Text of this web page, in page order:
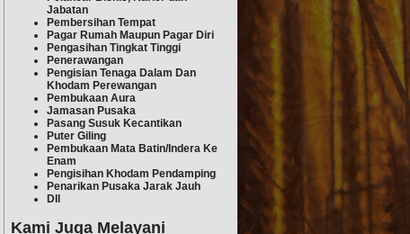
Jabatan
Pembersihan Tempat
Pagar Rumah Maupun Pagar Diri
Pengasihan Tingkat Tinggi
Penerawangan
Pengisian Tenaga Dalam Dan
Khodam Perewangan
Pembukaan Aura
Jamasan Pusaka
Pasang Susuk Kecantikan
Puter Giling
Pembukaan Mata Batin/Indera Ke
Enam
Pengisihan Khodam Pendamping
Penarikan Pusaka Jarak Jauh
Dll
Kami Juga Melayani